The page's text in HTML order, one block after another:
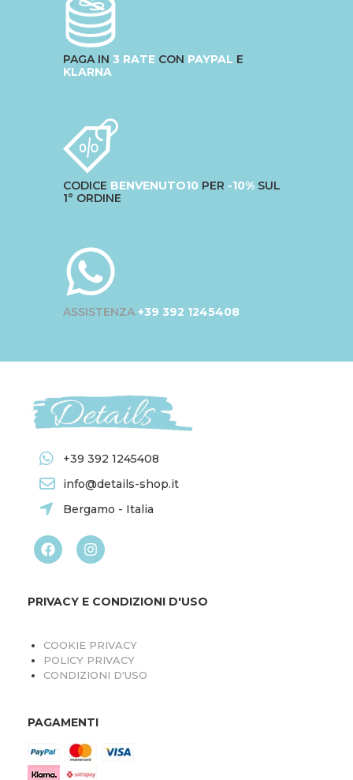
PAGA IN 3 RATE CON PAYPAL E
KLARNA
CODICE BENVENUTO10 PER -10% SUL
1° ORDINE
ASSISTENZA +39 392 1245408
+39 392 1245408
info@details-shop.it
Bergamo - Italia
PRIVACY E CONDIZIONI D'USO
COOKIE PRIVACY
POLICY PRIVACY
CONDIZIONI D'USO
PAGAMENTI